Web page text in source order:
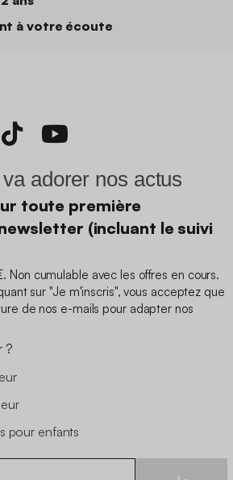
à votre écoute
adorer nos actus
toute première
(incluant le suivi
Non cumulable avec les offres en cours.
sur "Je m'inscris", vous acceptez que
de nos e-mails pour adapter nos
?
pour enfants